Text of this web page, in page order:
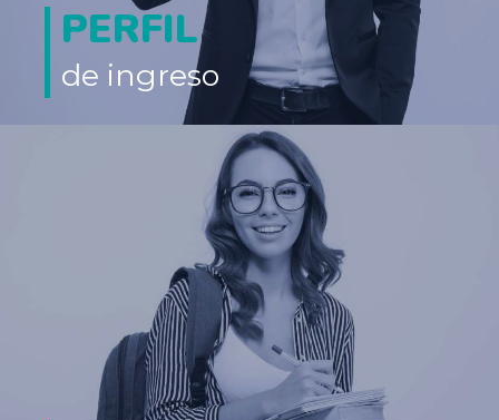
PERFIL
de ingreso